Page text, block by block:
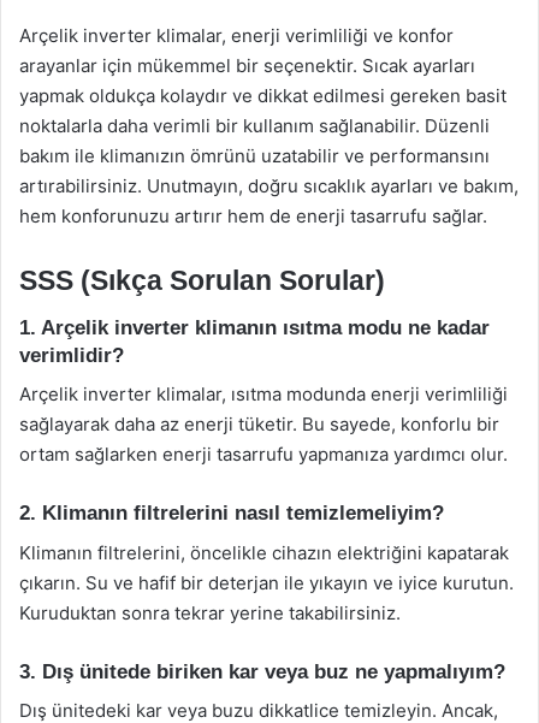
Arçelik inverter klimalar, enerji verimliliği ve konfor
arayanlar için mükemmel bir seçenektir. Sıcak ayarları
yapmak oldukça kolaydır ve dikkat edilmesi gereken basit
noktalarla daha verimli bir kullanım sağlanabilir. Düzenli
bakım ile klimanızın ömrünü uzatabilir ve performansını
artırabilirsiniz. Unutmayın, doğru sıcaklık ayarları ve bakım,
hem konforunuzu artırır hem de enerji tasarrufu sağlar.
SSS (Sıkça Sorulan Sorular)
1. Arçelik inverter klimanın ısıtma modu ne kadar
verimlidir?
Arçelik inverter klimalar, ısıtma modunda enerji verimliliği
sağlayarak daha az enerji tüketir. Bu sayede, konforlu bir
ortam sağlarken enerji tasarrufu yapmanıza yardımcı olur.
2. Klimanın filtrelerini nasıl temizlemeliyim?
Klimanın filtrelerini, öncelikle cihazın elektriğini kapatarak
çıkarın. Su ve hafif bir deterjan ile yıkayın ve iyice kurutun.
Kuruduktan sonra tekrar yerine takabilirsiniz.
3. Dış ünitede biriken kar veya buz ne yapmalıyım?
Dış ünitedeki kar veya buzu dikkatlice temizleyin. Ancak,